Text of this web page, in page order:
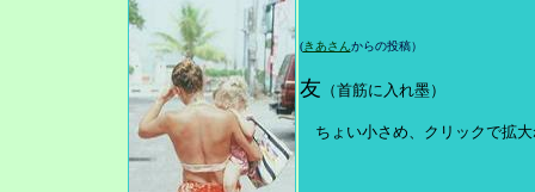
(きあさんからの投稿）
友 （首筋に入れ墨）
ちょい小さめ、クリックで拡